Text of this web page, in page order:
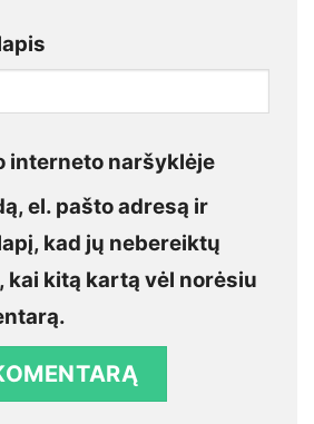
interneto naršyklėje
el. pašto adresą ir
kad jų nebereiktų
kai kitą kartą vėl norėsiu